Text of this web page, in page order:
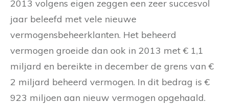
2013 volgens eigen zeggen een zeer succesvol
jaar beleefd met vele nieuwe
vermogensbeheerklanten. Het beheerd
vermogen groeide dan ook in 2013 met € 1,1
miljard en bereikte in december de grens van €
2 miljard beheerd vermogen. In dit bedrag is €
923 miljoen aan nieuw vermogen opgehaald.